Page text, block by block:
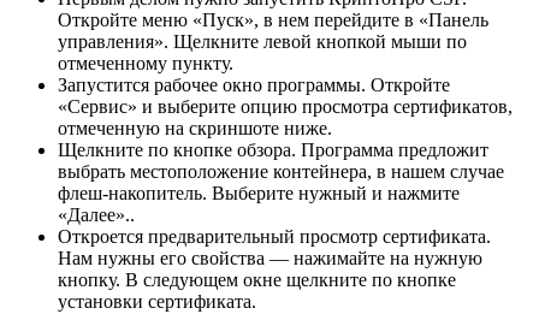
Откройте меню «Пуск», в нем перейдите в «Панель
управления». Щелкните левой кнопкой мыши по
отмеченному пункту.
Запустится рабочее окно программы. Откройте
«Сервис» и выберите опцию просмотра сертификатов,
отмеченную на скриншоте ниже.
Щелкните по кнопке обзора. Программа предложит
выбрать местоположение контейнера, в нашем случае
флеш-накопитель. Выберите нужный и нажмите
«Далее»..
Откроется предварительный просмотр сертификата.
Нам нужны его свойства — нажимайте на нужную
кнопку. В следующем окне щелкните по кнопке
установки сертификата.